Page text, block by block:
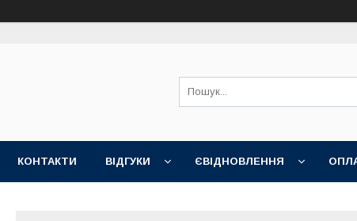
КОНТАКТИ ВІДГУКИ ЄВІДНОВЛЕННЯ